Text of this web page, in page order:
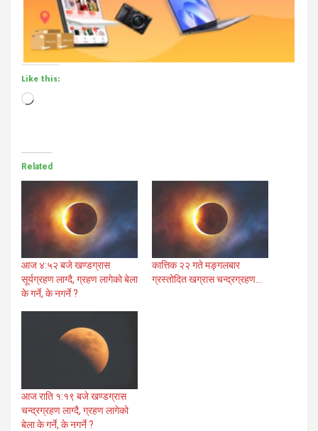
Like this:
Loading…
Related
आज ४:५२ बजे खण्डग्रास
सूर्यग्रहण लाग्दै, ग्रहण लागेको बेला
के गर्ने, के नगर्ने ?
कात्तिक २२ गते मङ्गलबार
ग्रस्तोदित खग्रास चन्द्रग्रहण…
आज राति १:१९ बजे खण्डग्रास
चन्द्रग्रहण लाग्दै, ग्रहण लागेको
बेला के गर्ने, के नगर्ने ?